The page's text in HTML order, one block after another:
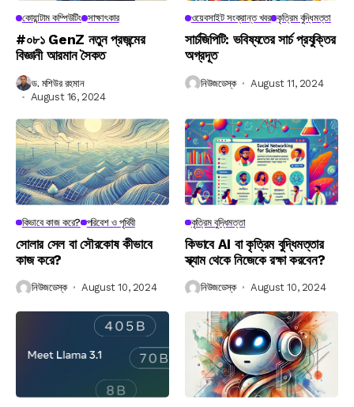
কোয়ান্টাম কম্পিউটিং সাক্ষাৎকার
#০৮১ GenZ নতুন প্রজন্মের
বিজ্ঞানী আরমান সৈকত
ড. মশিউর রহমান
August 16, 2024
ওয়েবসাইট সংক্রান্ত খবর কৃত্রিম বুদ্ধিমত্তা
সার্চজিপিটি: ভবিষ্যতের সার্চ প্রযুক্তির
অগ্রদূত
নিউজডেস্ক August 11, 2024
কিভাবে কাজ করে? পরিবেশ ও পৃথিবী
সোলার সেল বা সৌরকোষ কীভাবে
কাজ করে?
নিউজডেস্ক August 10, 2024
কৃত্রিম বুদ্ধিমত্তা
কিভাবে AI বা কৃত্রিম বুদ্ধিমত্তার
স্ক্যাম থেকে নিজেকে রক্ষা করবেন?
নিউজডেস্ক August 10, 2024